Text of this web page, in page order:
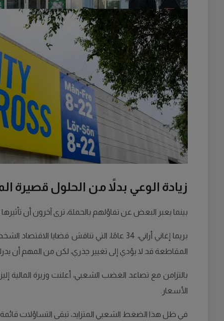
زيادة الوعي بدلاً من الحلول قصيرة
بينما يعبر البعض عن تفاؤلهم بالحملة، ترى آخرون أن
بريما إغاني أراني، 34 عامًا، التي
المقاطعة قد لا يؤدي إلى تغيير جذري، لكن من المهم أن
الأسعار.
في ظل هذا الضغط الشعبي المتزايد، تبقى التساؤلات